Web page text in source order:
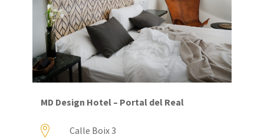
MD Design Hotel – Portal del Real
Calle Boix 3